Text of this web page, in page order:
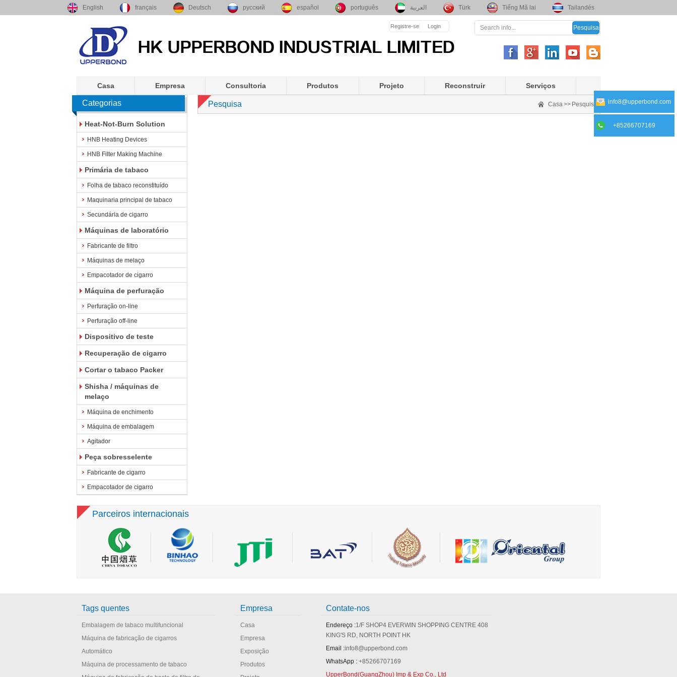
English français Deutsch русский español português العربية Türk Tiếng Mã lai Tailandés
Registre-se Login
Casa Empresa Consultoria Produtos Projeto Reconstruir Serviços
Categorias
Heat-Not-Burn Solution
HNB Heating Devices
HNB Filter Making Machine
Primária de tabaco
Folha de tabaco reconstituído
Maquinaria principal de tabaco
Secundária de cigarro
Máquinas de laboratório
Fabricante de filtro
Máquinas de melaço
Empacotador de cigarro
Máquina de perfuração
Perfuração on-line
Perfuração off-line
Dispositivo de teste
Recuperação de cigarro
Cortar o tabaco Packer
Shisha / máquinas de
melaço
Máquina de enchimento
Máquina de embalagem
Agitador
Peça sobresselente
Fabricante de cigarro
Empacotador de cigarro
Pesquisa Casa>> Pesquisa
Parceiros internacionais
Tags quentes
Embalagem de tabaco multifuncional
Máquina de fabricação de cigarros
Automático
Máquina de processamento de tabaco
Empresa
Casa
Empresa
Exposição
Produtos
Contate-nos
Endereço :1/F SHOP4 EVERWIN SHOPPING CENTRE 408
KING'S RD, NORTH POINT HK
Email :info8@upperbond.com
WhatsApp : +85266707169
UpperBond(GuangZhou) Imp & Exp Co., Ltd
info8@upperbond.com
+85266707169